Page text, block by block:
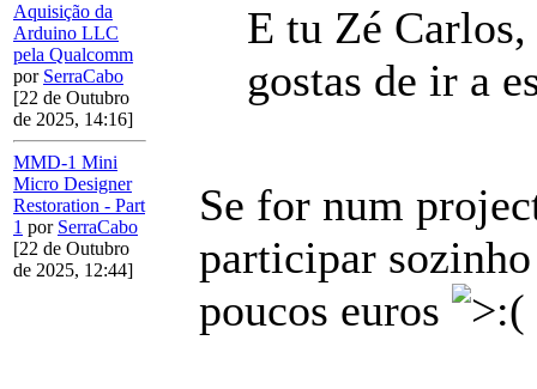
Aquisição da
Arduino LLC
pela Qualcomm
por SerraCabo
[22 de Outubro
de 2025, 14:16]
MMD-1 Mini
Micro Designer
Restoration - Part
1 por SerraCabo
[22 de Outubro
de 2025, 12:44]
E tu Zé
gostas de ir a
Se for num
participar
poucos euros